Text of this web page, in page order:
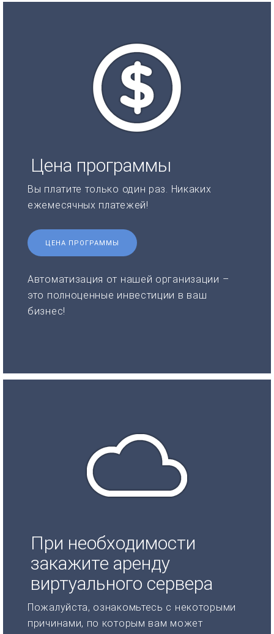
Цена программы
Вы платите только один раз. Никаких
ежемесячных платежей!
ЦЕНА ПРОГРАММЫ
Автоматизация от нашей организации –
это полноценные инвестиции в ваш
бизнес!
При необходимости
закажите аренду
виртуального сервера
Пожалуйста, ознакомьтесь с некоторыми
причинами, по которым вам может